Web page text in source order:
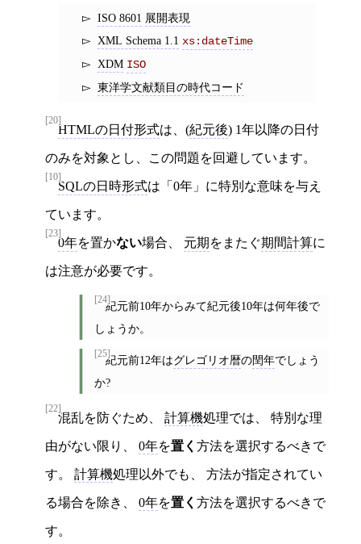
ISO 8601 展開表現
XML Schema 1.1 xs:dateTime
XDM ISO
東洋学文献類目の時代コード
[20]
HTMLの日付形式は、(紀元後) 1年以降の日付
のみを対象とし、この問題を回避しています。
[10]
SQLの日時形式は「0年」に特別な意味を与え
ています。
[23]
0年を置かない場合、 元期 をまたぐ期間計算に
は注意が必要です。
[24]紀元前10年からみて紀元後10年は何年後で
しょうか。
[25]紀元前12年はグレゴリオ暦の閏年でしょう
か?
[22]
混乱を防ぐため、 計算機処理では、 特別な理
由がない限り、 0年を置く 方法を選択するべきで
す。 計算機処理以外でも、 方法が指定されてい
る場合を除き、 0年を置く 方法を選択するべきで
す。